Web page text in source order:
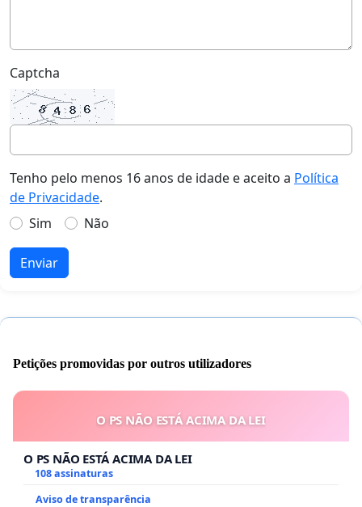
Captcha
Tenho pelo menos 16 anos de idade e aceito a Política
de Privacidade.
Sim
Não
Enviar
Petições promovidas por outros utilizadores
O PS NÃO ESTÁ ACIMA DA LEI
O PS NÃO ESTÁ ACIMA DA LEI
108 assinaturas
Aviso de transparência